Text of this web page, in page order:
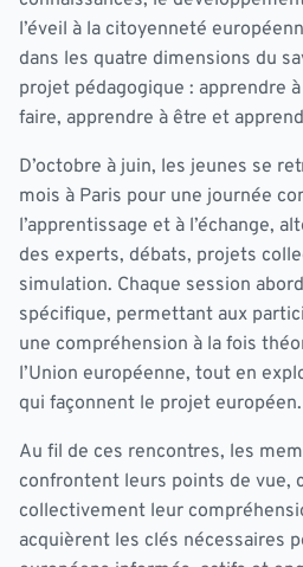
l’éveil à la citoyenneté
dans les quatre dimensions du
projet pédagogique : apprendre
faire, apprendre à être et
D’octobre à juin, les jeunes se
mois à Paris pour une journée
l’apprentissage et à l’échange,
des experts, débats, projets
simulation. Chaque session
spécifique, permettant aux
une compréhension à la fois
l’Union européenne, tout en
qui façonnent le projet européen.
Au fil de ces rencontres, les
confrontent leurs points de vue,
collectivement leur
acquièrent les clés nécessaires